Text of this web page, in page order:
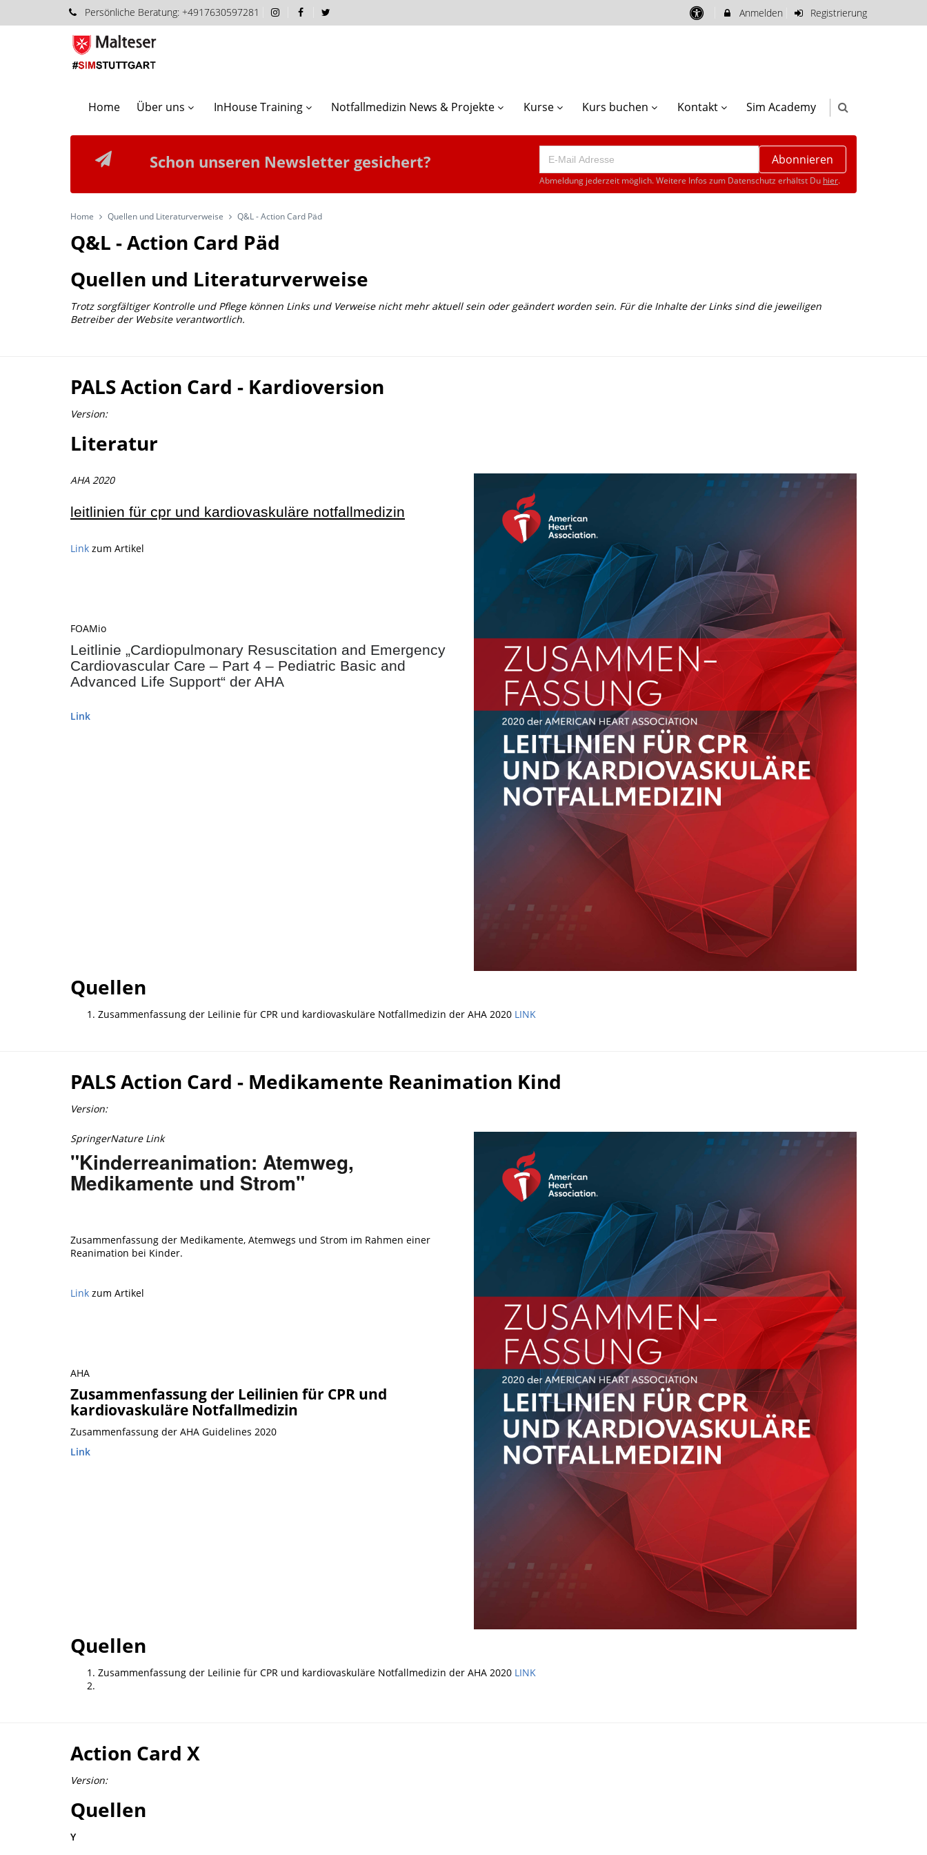
Persönliche Beratung: +4917630597281 Anmelden Registrierung
Home Über uns InHouse Training Notfallmedizin News & Projekte Kurse Kurs buchen Kontakt Sim Academy
Schon unseren Newsletter gesichert? Abonnieren
Abmeldung jederzeit möglich. Weitere Infos zum Datenschutz erhältst Du hier.
Home Quellen und Literaturverweise Q&L - Action Card Päd
Q&L - Action Card Päd
Quellen und Literaturverweise
Trotz sorgfältiger Kontrolle und Pflege können Links und Verweise nicht mehr aktuell sein oder geändert worden sein. Für die Inhalte der Links sind die jeweiligen
Betreiber der Website verantwortlich.
PALS Action Card - Kardioversion
Version:
Literatur
AHA 2020
leitlinien für cpr und kardiovaskuläre notfallmedizin
Link zum Artikel
FOAMio
Leitlinie „Cardiopulmonary Resuscitation and Emergency
Cardiovascular Care – Part 4 – Pediatric Basic and
Advanced Life Support“ der AHA
Link
Quellen
Zusammenfassung der Leilinie für CPR und kardiovaskuläre Notfallmedizin der AHA 2020 LINK
PALS Action Card - Medikamente Reanimation Kind
Version:
SpringerNature Link
"Kinderreanimation: Atemweg,
Medikamente und Strom"
Zusammenfassung der Medikamente, Atemwegs und Strom im Rahmen einer
Reanimation bei Kinder.
Link zum Artikel
AHA
Zusammenfassung der Leilinien für CPR und
kardiovaskuläre Notfallmedizin
Zusammenfassung der AHA Guidelines 2020
Link
Quellen
Zusammenfassung der Leilinie für CPR und kardiovaskuläre Notfallmedizin der AHA 2020 LINK
Action Card X
Version:
Quellen
Y